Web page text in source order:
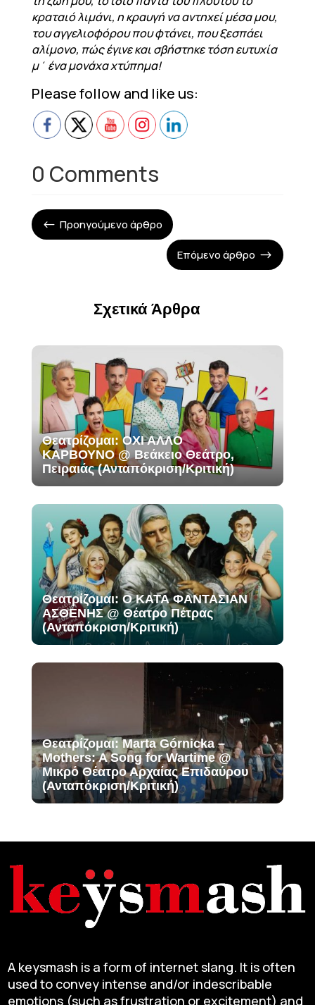
κραταιό λιμάνι, η κραυγή να αντηχεί μέσα μου,
του αγγελιοφόρου που φτάνει, που ξεσπάει
αλίμονο, πώς έγινε και σβήστηκε τόση ευτυχία
μ΄ ένα μονάχα χτύπημα!
Please follow and like us:
0 Comments
# Προηγούμενο άρθρο
Επόμενο άρθρο $
Σχετικά Άρθρα
Θεατρίζομαι: ΟΧΙ ΑΛΛΟ
ΚΑΡΒΟΥΝΟ @ Βεάκειο Θεάτρο,
Πειραιάς (Ανταπόκριση/Κριτική)
Θεατρίζομαι: Ο ΚΑΤΑ ΦΑΝΤΑΣΙΑΝ
ΑΣΘΕΝΗΣ @ Θέατρο Πέτρας
(Ανταπόκριση/Κριτική)
Θεατρίζομαι: Marta Górnicka –
Mothers: A Song for Wartime @
Μικρό Θέατρο Αρχαίας Επιδαύρου
(Ανταπόκριση/Κριτική)
A keysmash is a form of internet slang. It is often
used to convey intense and/or indescribable
emotions (such as frustration or excitement) and